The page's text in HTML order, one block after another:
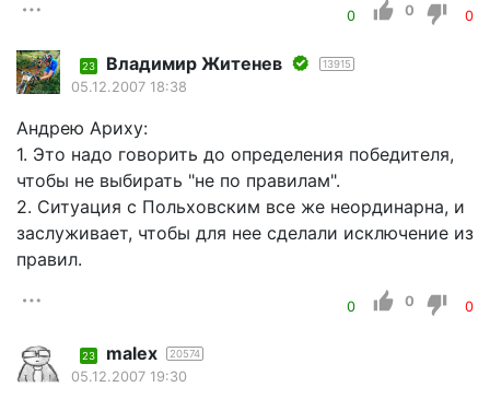
0 0 0
23 Владимир Житенев 13915
05.12.2007 18:38
Андрею Ариху:
1. Это надо говорить до определения победителя,
чтобы не выбирать "не по правилам".
2. Ситуация с Польховским все же неординарна, и
заслуживает, чтобы для нее сделали исключение из
правил.
0 0 0
23 malex 20574
05.12.2007 19:30